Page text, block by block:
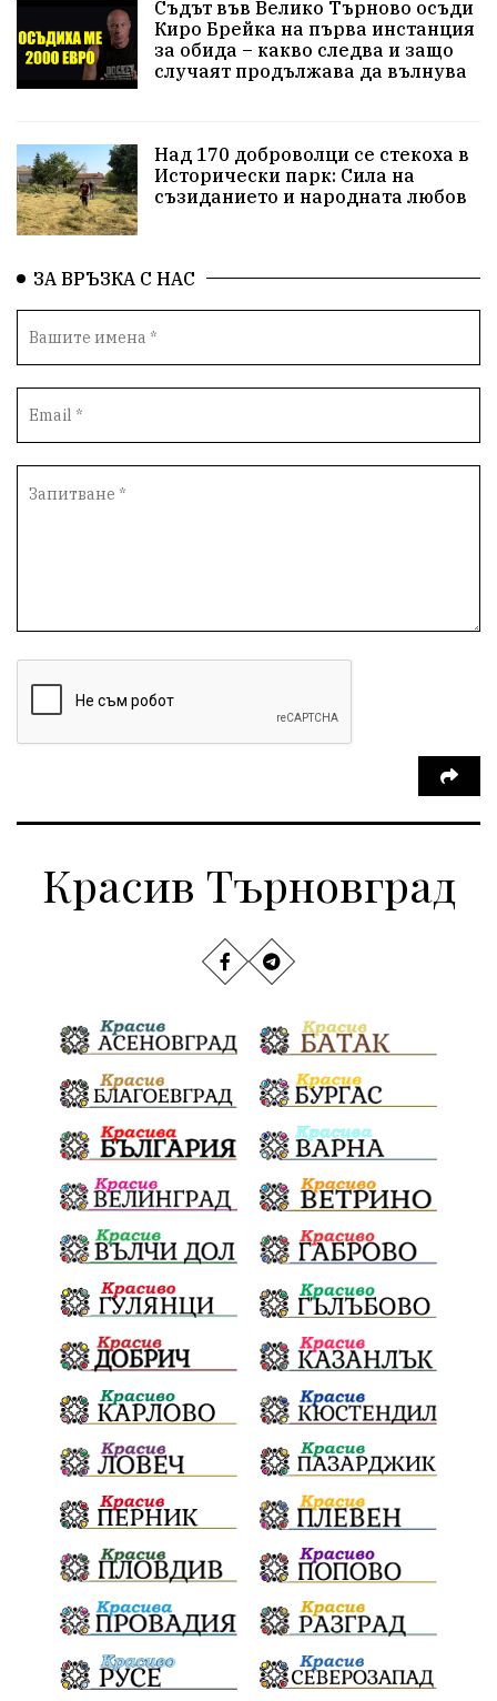
Съдът във Велико Търново осъди
Киро Брейка на първа инстанция
за обида – какво следва и защо
случаят продължава да вълнува
Над 170 доброволци се стекоха в
Исторически парк: Сила на
съзиданието и народната любов
ЗА ВРЪЗКА С НАС
Красив Търновград